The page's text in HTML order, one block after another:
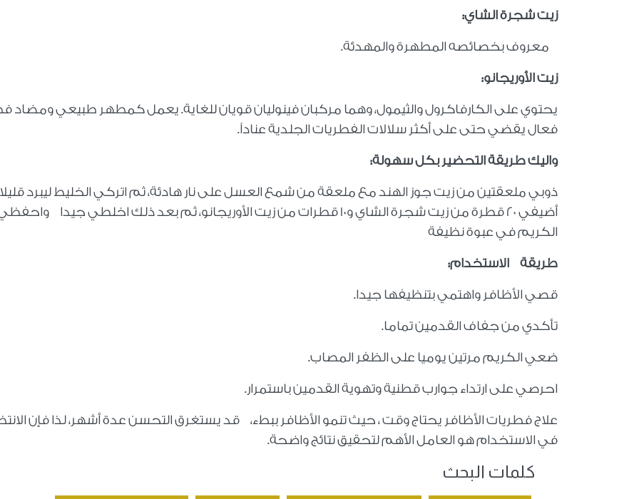
زيت شجرة الشاي:
معروف بخصائصه المطهرة والمهدئة.
زيت الأوريجانو:
يحتوي على الكارفاكرول والثيمول، وهما مركبان فينوليان قويان للغاية. يعمل كمطهر طبيعي ومضاد
فعال يقضي حتى على أكثر سلالات الفطريات الجلدية عناداً.
واليك طريقة التحضير بكل سهولة:
ذوبي ملعقتين من زيت جوز الهند مع ملعقة من شمع العسل على نار هادئة، ثم اتركي الخليط ليبرد
أضيفي 20 قطرة من زيت شجرة الشاي و10 قطرات من زيت الأوريجانو، ثم بعد ذلك اخلطي جيدا
الكريم في عبوة نظيفة
طريقة الاستخدام:
قصي الأظافر واهتمي بتنظيفها جيدا.
تأكدي من جفاف القدمين تماما.
ضعي الكريم مرتين يوميا على الظفر المصاب.
احرصي على ارتداء جوارب قطنية وتهوية القدمين باستمرار.
علاج فطريات الأظافر يحتاج وقت ، حيث تنمو الأظافر ببطء، قد يستغرق التحسن عدة أشهر، لذا فإن
في الاستخدام هو العامل الأهم لتحقيق نتائج واضحة.
كلمات البحث